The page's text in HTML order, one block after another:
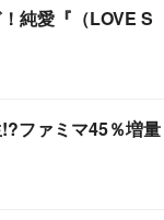
純愛『（LOVE S
ファミマ45％増量